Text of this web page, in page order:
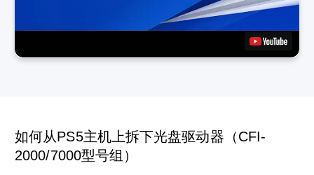
如何从PS5主机上拆下光盘驱动器（CFI-
2000/7000型号组）